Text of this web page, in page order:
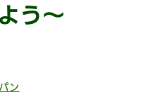
う〜
ン